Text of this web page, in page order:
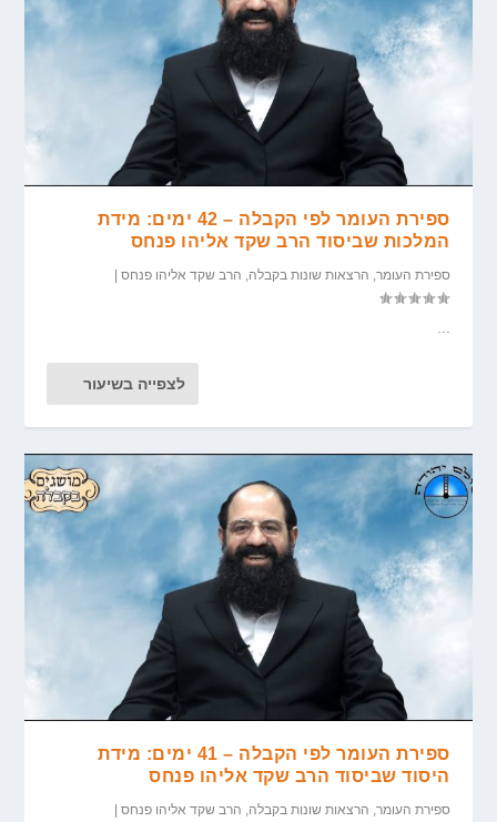
ספירת העומר לפי הקבלה – 42 ימים: מידת
המלכות שביסוד הרב שקד אליהו פנחס
ספירת העומר הרצאות שונות בקבלה הרב שקד אליהו פנחס |
לצפייה בשיעור
ספירת העומר לפי הקבלה – 41 ימים: מידת
היסוד שביסוד הרב שקד אליהו פנחס
ספירת העומר, הרצאות שונות בקבלה, הרב שקד אליהו פנחס